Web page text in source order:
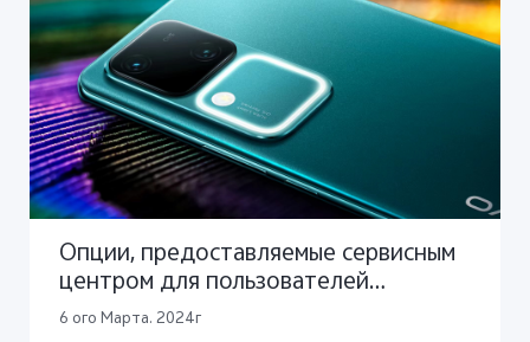
Опции, предоставляемые сервисным
центром для пользователей
смартфонов vivo V30 Серии.
6 ого Марта. 2024г